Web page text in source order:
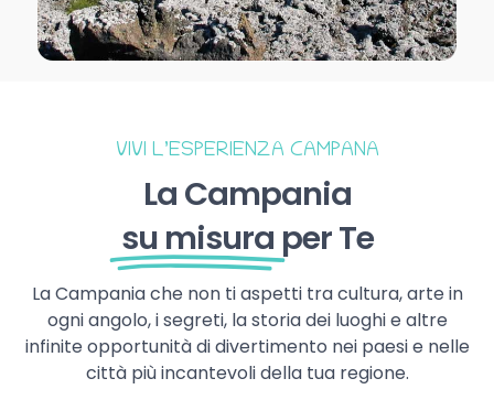
VIVI L’ESPERIENZA CAMPANA
La Campania
su misura per Te
La Campania che non ti aspetti tra cultura, arte in
ogni angolo, i segreti, la storia dei luoghi e altre
infinite opportunità di divertimento nei paesi e nelle
città più incantevoli della tua regione.